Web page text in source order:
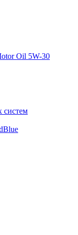
Oil 5W-30
систем